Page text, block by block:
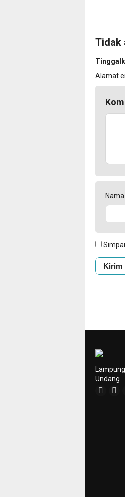
Tidak
Alamat
Nama
Undang